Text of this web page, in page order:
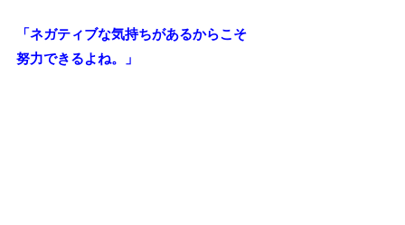
「ネガティブな気持ちがあるからこそ
努力できるよね。」